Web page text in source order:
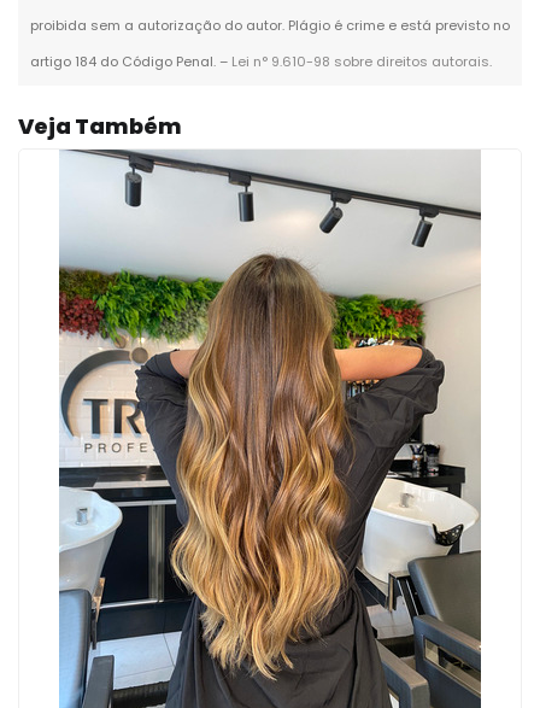
proibida sem a autorização do autor. Plágio é crime e está previsto no
artigo 184 do Código Penal. – Lei n° 9.610-98 sobre direitos autorais.
Veja Também